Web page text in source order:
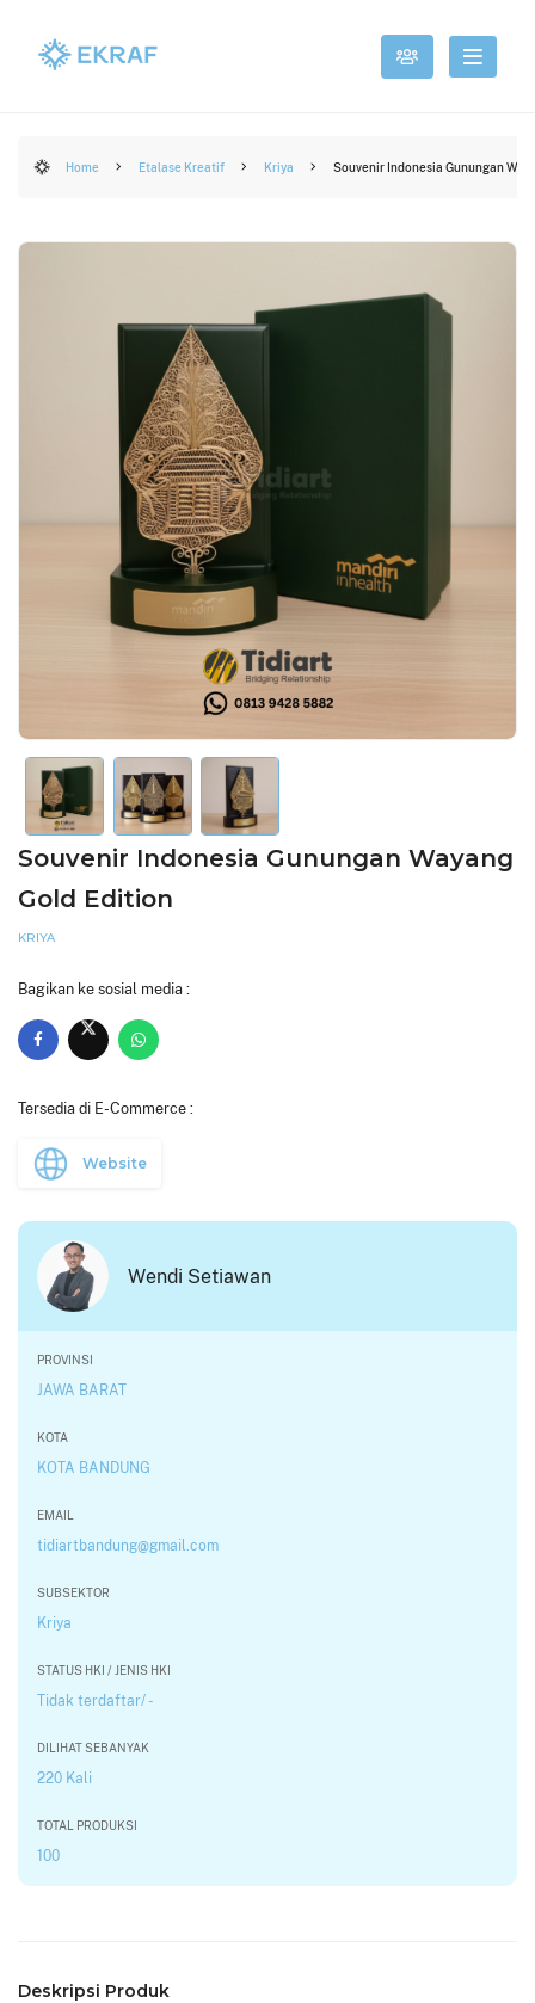
Home Etalase Kreatif Kriya Souvenir Indonesia Gunungan
Souvenir Indonesia Gunungan Wayang
Gold Edition
KRIYA
Bagikan ke sosial media :
Tersedia di E-Commerce :
Website
Wendi Setiawan
PROVINSI
JAWA BARAT
KOTA
KOTA BANDUNG
EMAIL
tidiartbandung@gmail.com
SUBSEKTOR
Kriya
STATUS HKI / JENIS HKI
Tidak terdaftar/ -
DILIHAT SEBANYAK
220 Kali
TOTAL PRODUKSI
100
Deskripsi Produk